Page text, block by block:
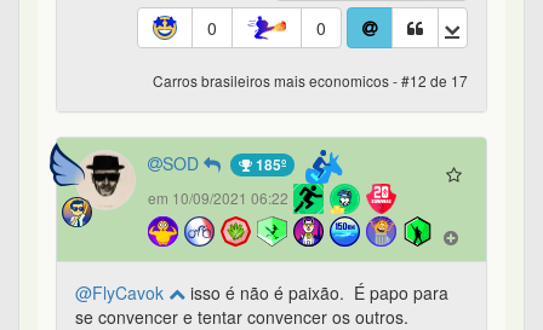
0 0
Carros brasileiros mais economicos - #12 de 17
SOD 185º
em 10/09/2021 06:22
@FlyCavok
isso é não é paixão. É papo para
se convencer e tentar convencer os outros.